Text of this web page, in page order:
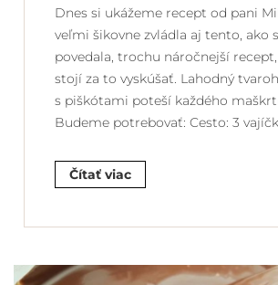
Dnes si ukážeme recept od pani
veľmi šikovne zvládla aj tento, ako
povedala, trochu náročnejší
stojí za to vyskúšať. Lahodný
s piškótami poteší každého
Budeme potrebovať: Cesto: 3
Čítať viac